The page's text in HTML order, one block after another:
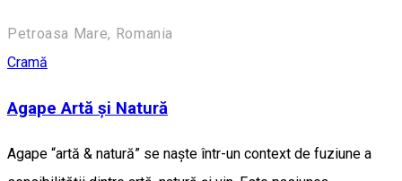
Petroasa Mare, Romania
Cramă
Agape Artă și Natură
Agape “artă & natură” se naște într-un context de fuziune a